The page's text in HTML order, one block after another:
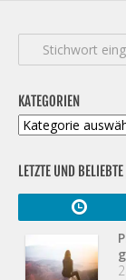
KATEGORIEN
Kategorien
LETZTE UND